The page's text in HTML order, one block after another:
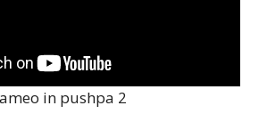
in pushpa 2